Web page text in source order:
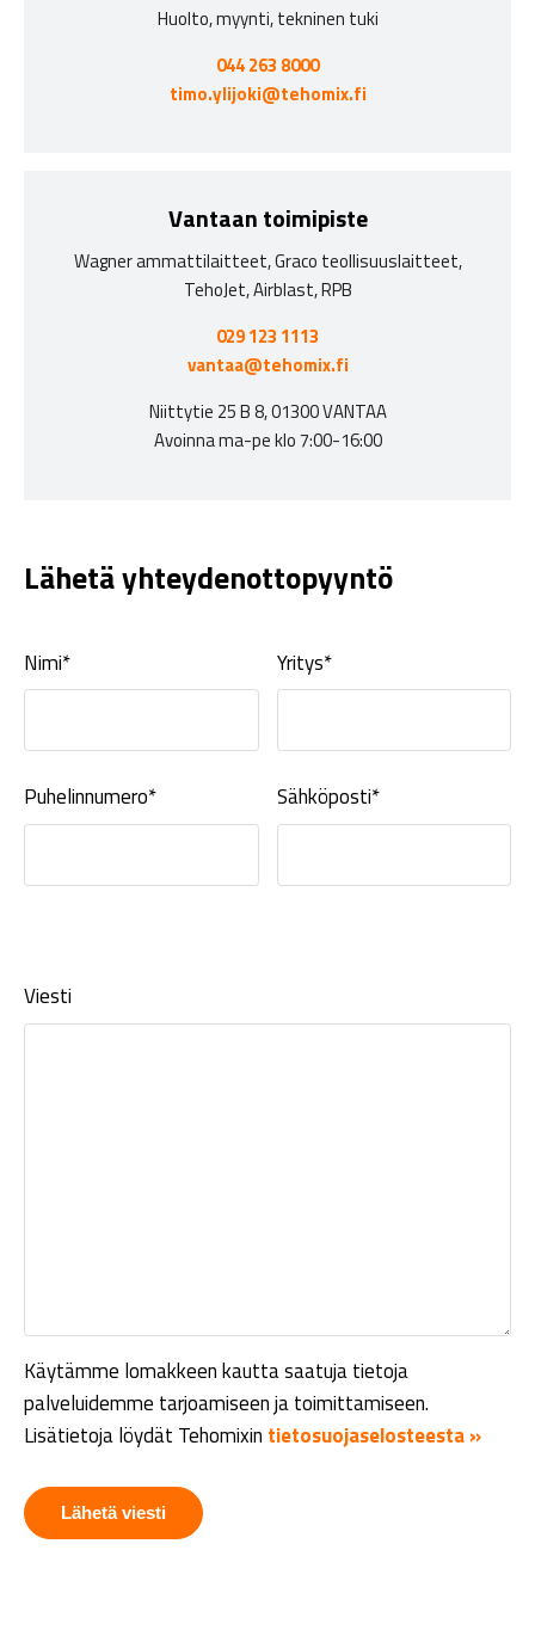
Huolto, myynti, tekninen tuki
044 263 8000
timo.ylijoki@tehomix.fi
Vantaan toimipiste
Wagner ammattilaitteet, Graco teollisuuslaitteet,
TehoJet, Airblast, RPB
029 123 1113
vantaa@tehomix.fi
Niittytie 25 B 8, 01300 VANTAA
Avoinna ma-pe klo 7:00-16:00
Lähetä yhteydenottopyyntö
Nimi* Yritys*
Puhelinnumero* Sähköposti*
Viesti
Käytämme lomakkeen kautta saatuja tietoja
palveluidemme tarjoamiseen ja toimittamiseen.
Lisätietoja löydät Tehomixin tietosuojaselosteesta »